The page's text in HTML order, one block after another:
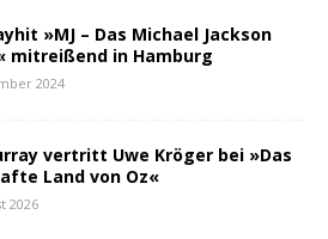
»MJ – Das Michael Jackson
mitreißend in Hamburg
2024
vertritt Uwe Kröger bei »Das
Land von Oz«
2026